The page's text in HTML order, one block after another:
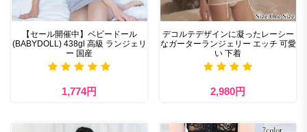
【セール開催中】ベビードール
(BABYDOLL) 438gl 高級 ランジェリ
ー 国産
1,774円
デコルテデザインに凝ったレーシー
なガーターランジェリー エッチ 可愛
い 下着
2,980円